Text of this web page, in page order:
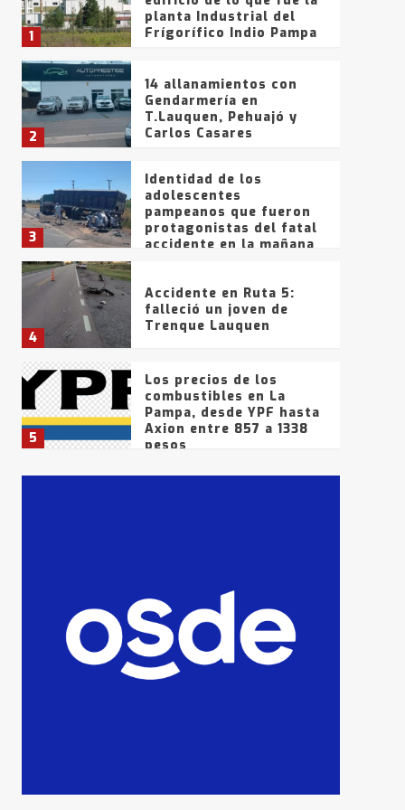
1
planta Industrial del
Frígorífico Indio Pampa
2
14 allanamientos con
Gendarmería en
T.Lauquen, Pehuajó y
Carlos Casares
3
Identidad de los
adolescentes
pampeanos que fueron
protagonistas del fatal
accidente en la mañana
4
Accidente en Ruta 5:
falleció un joven de
Trenque Lauquen
5
Los precios de los
combustibles en La
Pampa, desde YPF hasta
Axion entre 857 a 1338
pesos
La Bolsa de Cereales de
que intentaron evadir a
la Policía fueron
detenidos por
comercialización de
drogas en la tarde del
sábado